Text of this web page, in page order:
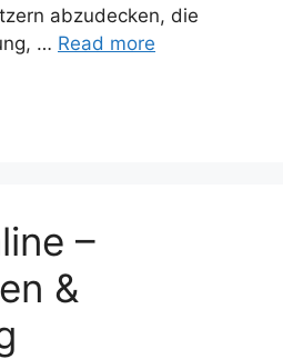
abzudecken, die
… Read more
–
&